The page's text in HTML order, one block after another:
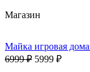
Магазин
Майка игровая
6999 ₽ 5999 ₽